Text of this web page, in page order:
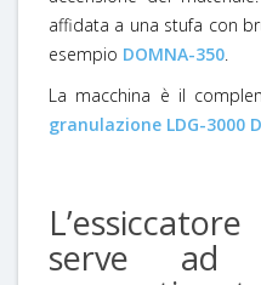
affidata a una stufa con
esempio DOMNA-350
La macchina è il
granulazione LDG-3000
serve ad